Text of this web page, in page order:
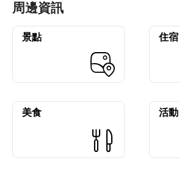
周邊資訊
景點 住宿
美食 活動